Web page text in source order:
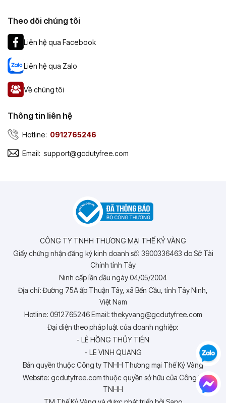
Theo dõi chúng tôi
Liên hệ qua Facebook
Liên hệ qua Zalo
Về chúng tôi
Thông tin liên hệ
Hotline: 0912765246
Email: support@gcdutyfree.com
CÔNG TY TNHH THƯƠNG MẠI THẾ KỶ VÀNG
Giấy chứng nhận đăng ký kinh doanh số: 3900336463 do Sở Tài
Chính tỉnh Tây
Ninh cấp lần đầu ngày 04/05/2004
Địa chỉ: Đường 75A ấp Thuận Tây, xã Bến Cầu, tỉnh Tây Ninh,
Việt Nam
Hotline: 0912765246 Email: thekyvang@gcdutyfree.com
Đại diện theo pháp luật của doanh nghiệp:
- LÊ HỒNG THỦY TIÊN
- LE VINH QUANG
Bản quyền thuộc Công ty TNHH Thương mại Thế Kỷ Vàng
Website: gcdutyfree.com thuộc quyền sở hữu của Công ty
TNHH